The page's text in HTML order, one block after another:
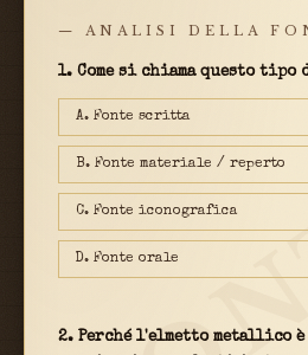
— ANALISI DELLA
1. Come si chiama questo
A. Fonte scritta
B. Fonte materiale / reperto
C. Fonte iconografica
D. Fonte orale
2. Perché l'elmetto metallico